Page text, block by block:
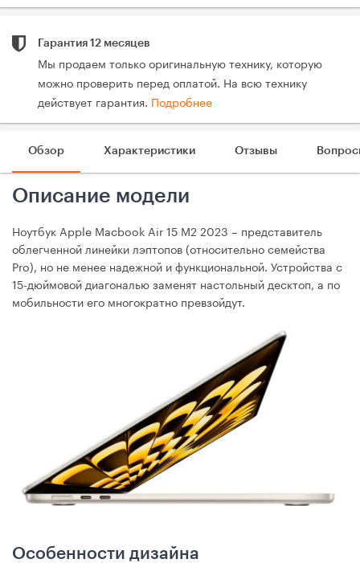
Гарантия 12 месяцев
Мы продаем только оригинальную технику, которую
можно проверить перед оплатой. На всю технику
действует гарантия. Подробнее
Обзор Характеристики Отзывы
Описание модели
Ноутбук Apple Macbook Air 15 M2 2023 – представитель
облегченной линейки лэптопов (относительно семейства
Pro), но не менее надежной и функциональной. Устройства с
15-дюймовой диагональю заменят настольный десктоп, а по
мобильности его многократно превзойдут.
Особенности дизайна